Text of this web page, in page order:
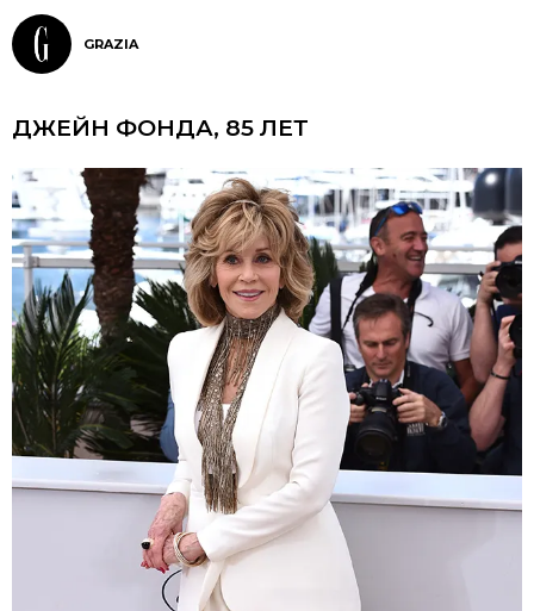
GRAZIA
ДЖЕЙН ФОНДА, 85 ЛЕТ